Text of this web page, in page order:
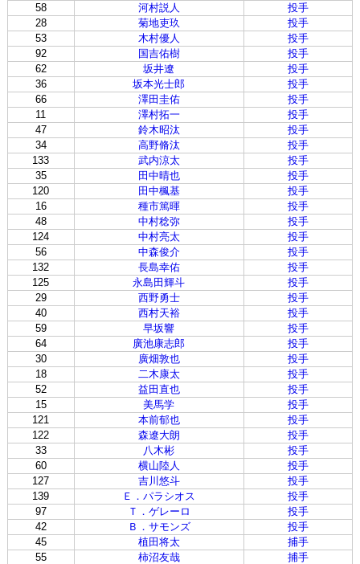
58
河村説人
投手
28
菊地吏玖
投手
53
木村優人
投手
92
国吉佑樹
投手
62
坂井遼
投手
36
坂本光士郎
投手
66
澤田圭佑
投手
11
澤村拓一
投手
47
鈴木昭汰
投手
34
高野脩汰
投手
133
武内涼太
投手
35
田中晴也
投手
120
田中楓基
投手
16
種市篤暉
投手
48
中村稔弥
投手
124
中村亮太
投手
56
中森俊介
投手
132
長島幸佑
投手
125
永島田輝斗
投手
29
西野勇士
投手
40
西村天裕
投手
59
早坂響
投手
64
廣池康志郎
投手
30
廣畑敦也
投手
18
二木康太
投手
52
益田直也
投手
15
美馬学
投手
121
本前郁也
投手
122
森遼大朗
投手
33
八木彬
投手
60
横山陸人
投手
127
吉川悠斗
投手
139
Ｅ．パラシオス
投手
97
Ｔ．ゲレーロ
投手
42
Ｂ．サモンズ
投手
45
植田将太
捕手
55
柿沼友哉
捕手